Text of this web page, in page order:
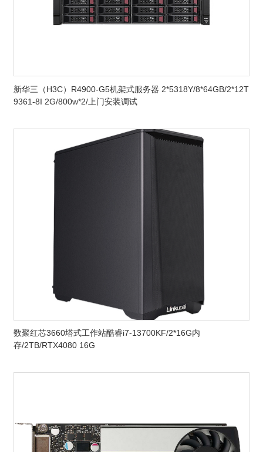
新华三（H3C）R4900-G5机架式服务器 2*5318Y/8*64GB/2*12T
9361-8I 2G/800w*2/上门安装调试
数聚红芯3660塔式工作站酷睿i7-13700KF/2*16G内
存/2TB/RTX4080 16G